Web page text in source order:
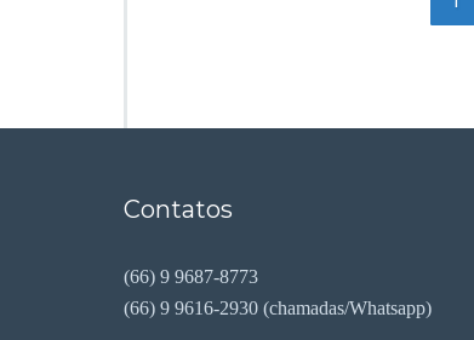
Contatos
(66) 9 9687-8773
(66) 9 9616-2930 (chamadas/Whatsapp)